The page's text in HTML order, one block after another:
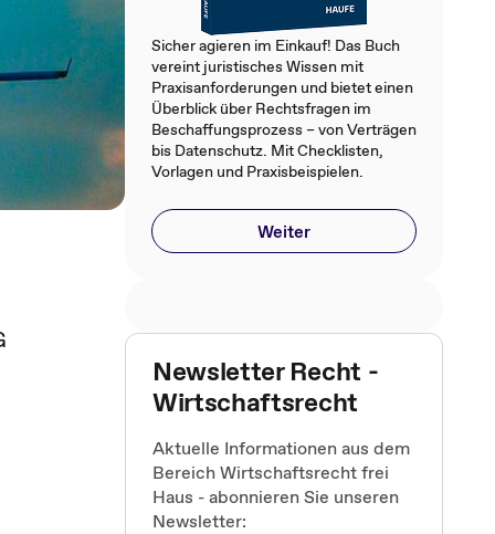
Sicher agieren im Einkauf! Das Buch
vereint juristisches Wissen mit
Praxisanforderungen und bietet einen
Überblick über Rechtsfragen im
Beschaffungsprozess – von Verträgen
bis Datenschutz. Mit Checklisten,
Vorlagen und Praxisbeispielen.
Weiter
Newsletter Recht -
Wirtschaftsrecht
Aktuelle Informationen aus dem
Bereich Wirtschaftsrecht frei
Haus - abonnieren Sie unseren
Newsletter: